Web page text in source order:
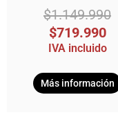
$1.149.990
$719.990
IVA incluido
Más información